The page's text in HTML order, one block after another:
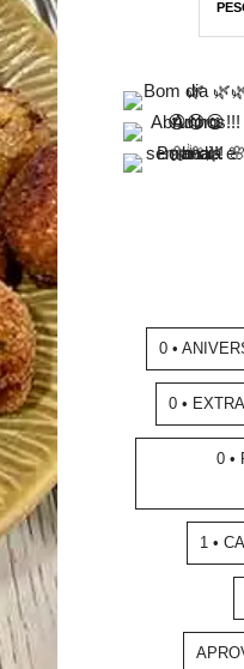
0 •
0 •
0 •
1 •